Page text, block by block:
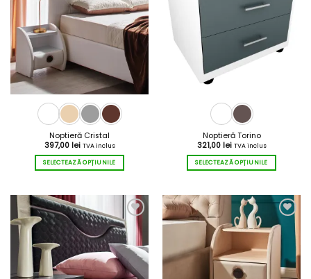
Noptieră Cristal
397,00 lei TVA inclus
SELECTEAZĂ OPȚIUNILE
mai
multe
variații.
Opțiunile
pot
fi
Noptieră Torino
321,00 lei TVA inclus
SELECTEAZĂ OPȚIUNILE
are
mai
multe
variații.
Opțiunile
pot
fi